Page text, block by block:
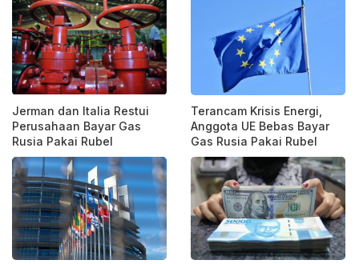
Jerman dan Italia Restui
Perusahaan Bayar Gas
Rusia Pakai Rubel
Terancam Krisis Energi,
Anggota UE Bebas Bayar
Gas Rusia Pakai Rubel